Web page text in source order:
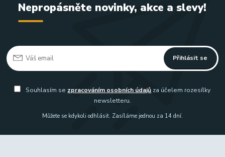
Nepropásněte novinky, akce a slevy!
Přihlásit se
Souhlasím se zpracováním osobních údajů za účelem rozesílky
newsletteru.
Můžete se kdykoli odhlásit. Zasíláme jednou za 14 dní.